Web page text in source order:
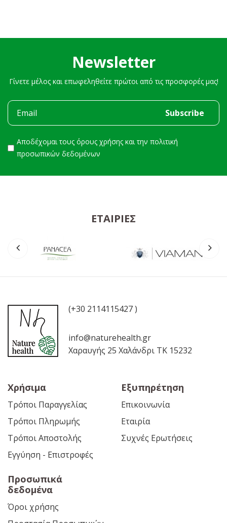
Newsletter
Γίνετε μέλος και επωφεληθείτε πρώτοι από τις προσφορές μας!
Αποδέχομαι τους όρους χρήσης και την πολιτική
προσωπικών δεδομένων
ΕΤΑΙΡΊΕΣ
(+30 2114115427 )
info@naturehealth.gr
Χαραυγής 25 Χαλάνδρι ΤΚ 15232
Χρήσιμα
Τρόποι Παραγγελίας
Τρόποι Πληρωμής
Τρόποι Αποστολής
Εγγύηση - Επιστροφές
Εξυπηρέτηση
Επικοινωνία
Εταιρία
Συχνές Ερωτήσεις
Προσωπικά
δεδομένα
Όροι χρήσης